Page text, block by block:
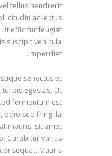
tellus hendrerit
ac lectus
efficitur feugiat
suscipit vehicula
imperdiet.
senectus et
turpis egestas. Ut
fermentum est
odio sed fringilla
mauris, sit amet
Curabitur varius
Mauris